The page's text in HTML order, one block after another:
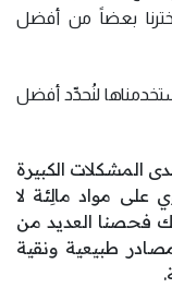
بعضاً من أفضل
لنُحدِّد أفضل
المشكلات الكبيرة
على مواد مالِئة لا
فحصنا العديد من
طبيعية ونقية